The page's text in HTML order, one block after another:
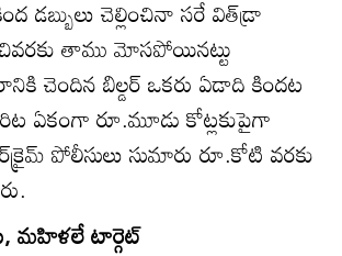
డబ్బులు చెల్లించినా సరే విత్‌డ్రా
తాము మోసపోయినట్టు
చెందిన బిల్డర్‌ ఒకరు ఏడాది కిందట
ఏకంగా రూ.మూడు కోట్లకుపైగా
పోలీసులు సుమారు రూ.కోటి వరకు
మహిళలే టార్గెట్‌